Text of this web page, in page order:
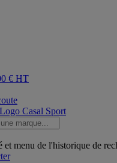
€ HT
et menu de l'historique de